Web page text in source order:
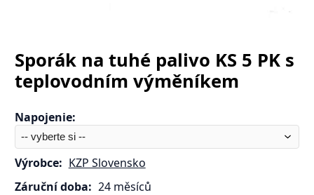
Sporák na tuhé palivo KS 5 PK s
teplovodním výměníkem
Napojenie:
Výrobce: KZP Slovensko
Záruční doba: 24 měsíců